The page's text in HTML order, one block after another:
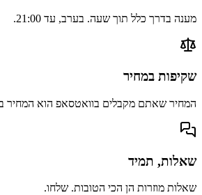
מענה בדרך כלל תוך שעה. בערב, עד 21:00.
שקיפות במחיר
המחיר שאתם מקבלים בוואטסאפ הוא המחיר
שאלות, תמיד
שאלות מוזרות הן הכי הטובות. שלחו.